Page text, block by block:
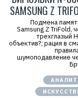
SAMSUNG Z
Подмена
Samsung Z TriFold,
трехглазый
объектив?; рация в
шумоподавление